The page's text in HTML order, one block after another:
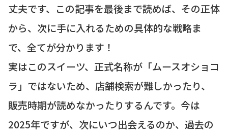
丈夫です、この記事を最後まで読めば、その正体
から、次に手に入れるための具体的な戦略ま
で、全てが分かります！
実はこのスイーツ、正式名称が「ムースオショコ
ラ」ではないため、店舗検索が難しかったり、
販売時期が読めなかったりするんです。今は
2025年ですが、次にいつ出会えるのか、過去の